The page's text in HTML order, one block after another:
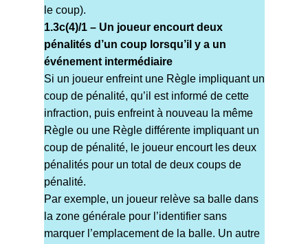
le coup).
1.3c(4)/1 – Un joueur encourt deux
pénalités d’un coup lorsqu’il y a un
événement intermédiaire
Si un joueur enfreint une Règle impliquant un
coup de pénalité, qu’il est informé de cette
infraction, puis enfreint à nouveau la même
Règle ou une Règle différente impliquant un
coup de pénalité, le joueur encourt les deux
pénalités pour un total de deux coups de
pénalité.
Par exemple, un joueur relève sa balle dans
la zone générale pour l’identifier sans
marquer l’emplacement de la balle. Un autre